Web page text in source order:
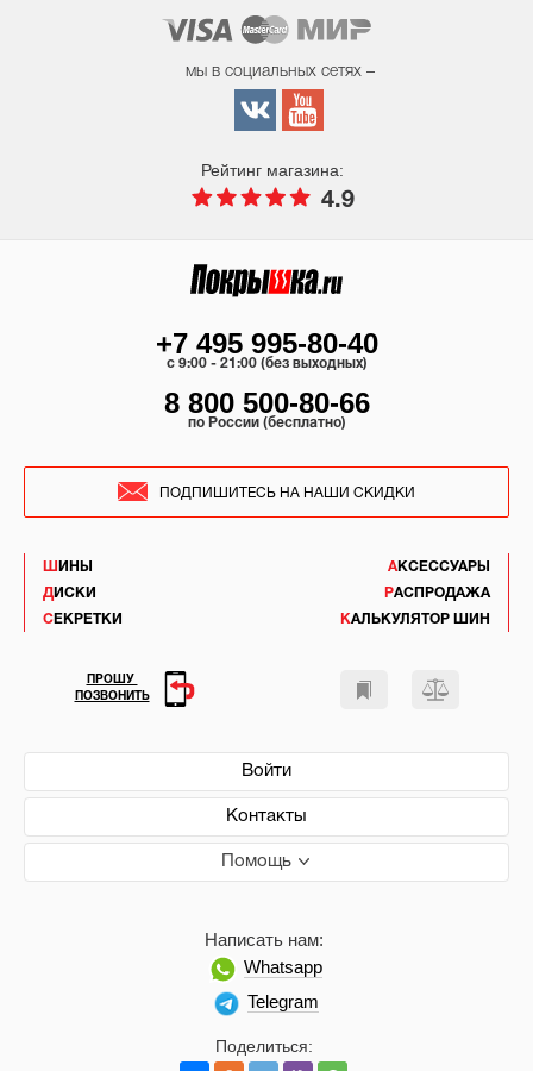
мы в социальных сетях –
Рейтинг магазина:
4.9
ШИНЫ
ДИСКИ
СЕКРЕТКИ
АКСЕССУАРЫ
РАСПРОДАЖА
КАЛЬКУЛЯТОР ШИН
Войти
Контакты
Помощь
Поделиться:
Написать нам:
Whatsapp
Telegram
+7 495 995-80-40
c 9:00 - 21:00 (без выходных)
8 800 500-80-66
по России (бесплатно)
ПОДПИШИТЕСЬ НА НАШИ СКИДКИ
ПРОШУ
ПОЗВОНИТЬ